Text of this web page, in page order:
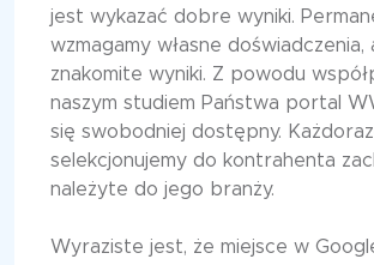
jest wykazać dobre wyniki.
wzmagamy własne
znakomite wyniki. Z powodu
naszym studiem Państwa portal
się swobodniej dostępny.
selekcjonujemy do kontrahenta
należyte do jego branży.
Wyraziste jest, że miejsce w